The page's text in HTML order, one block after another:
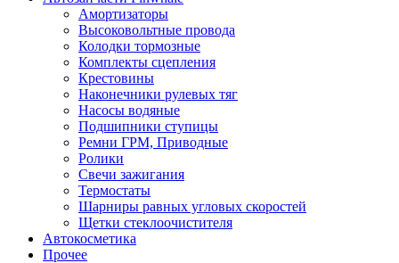
Амортизаторы
Высоковольтные провода
Колодки тормозные
Комплекты сцепления
Крестовины
Наконечники рулевых тяг
Насосы водяные
Подшипники ступицы
Ремни ГРМ, Приводные
Ролики
Свечи зажигания
Термостаты
Шарниры равных угловых скоростей
Щетки стеклоочистителя
Автокосметика
Прочее